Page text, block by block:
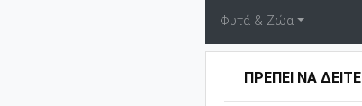
Φυτά & Ζώα
ΠΡΕΠΕΙ ΝΑ ΔΕΙΤΕ